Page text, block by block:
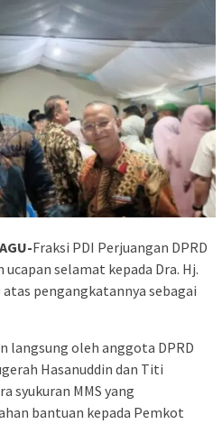
Fraksi PDI Perjuangan DPRD
selamat kepada Dra. Hj.
atas pengangkatannya sebagai
langsung oleh anggota DPRD
Hasanuddin dan Titi
syukuran MMS yang
bantuan kepada Pemkot